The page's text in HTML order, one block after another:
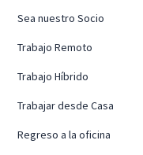
Sea nuestro Socio
Trabajo Remoto
Trabajo Híbrido
Trabajar desde Casa
Regreso a la oficina